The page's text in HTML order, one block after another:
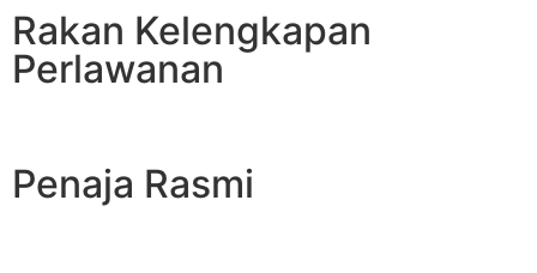
Rakan Kelengkapan
Perlawanan
Penaja Rasmi